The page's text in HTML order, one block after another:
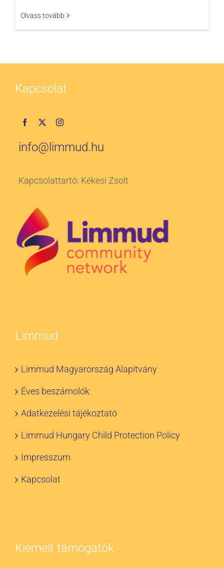
Olvass tovább
Kapcsolat
info@limmud.hu
Kapcsolattartó: Kékesi Zsolt
Limmud
Limmud Magyarország Alapítvány
Éves beszámolók
Adatkezelési tájékoztató
Limmud Hungary Child Protection Policy
Impresszum
Kapcsolat
Kiemelt támogatók